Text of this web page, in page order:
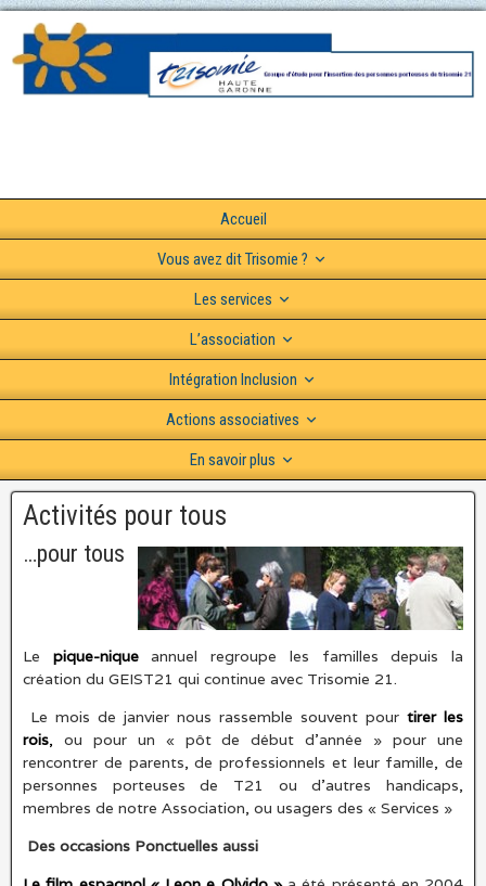
Accueil
Vous avez dit Trisomie ?
Les services
L’association
Intégration Inclusion
Actions associatives
En savoir plus
Activités pour tous
…pour tous
Le pique-niqueannuel regroupe les familles depuis la
création du GEIST21 qui continue avec Trisomie 21.
Le mois de janvier nous rassemble souvent pour tirer les
rois, ou pour un « pôt de début d’année » pour une
rencontrer de parents, de professionnels et leur famille, de
personnes porteuses de T21 ou d’autres handicaps,
membres de notre Association, ou usagers des « Services »
Des occasions Ponctuelles aussi